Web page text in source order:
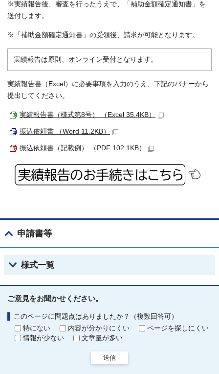
※実績報告後、審査を行ったうえで、「補助金額確定通知書」を
送付します。
※「補助金額確定通知書」の受領後、請求が可能となります。
実績報告は原則、オンライン受付となります。
実績報告書（Excel）に必要事項を入力のうえ、下記のバナーから
提出してください。
実績報告書（様式第8号） （Excel 35.4KB）
振込依頼書 （Word 11.2KB）
振込依頼書（記載例） （PDF 102.1KB）
申請書等
様式一覧
ご意見をお聞かせください。
このページに問題点はありましたか？（複数回答可）
特にない
内容が分かりにくい
ページを探しにくい
情報が少ない
文章量が多い
送信